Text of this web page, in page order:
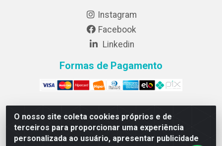
O nosso site coleta cookies próprios e de
terceiros para proporcionar uma experiência
personalizada ao usuário, apresentar publicidade
Instagram
Facebook
Linkedin
Formas de Pagamento
Lightsweet Industria e comercio de Alimentos LTDA -
CNPJ 82.015.652/0001-64 - Rodovia BR 376, km 188,
lote 300A - Marialva/PR - CEP 86990-000